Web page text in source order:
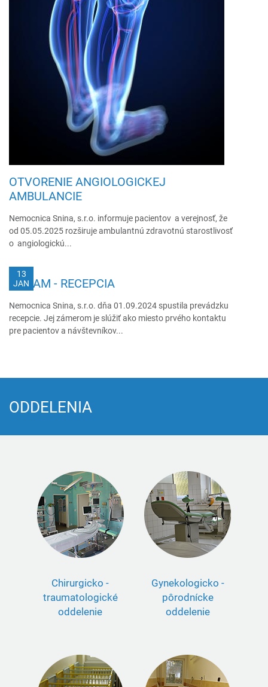
OTVORENIE ANGIOLOGICKEJ
AMBULANCIE
Nemocnica Snina, s.r.o. informuje pacientov a verejnosť, že
od 05.05.2025 rozširuje ambulantnú zdravotnú starostlivosť
o angiologickú...
13
JAN
OZNAM - RECEPCIA
Nemocnica Snina, s.r.o. dňa 01.09.2024 spustila prevádzku
recepcie. Jej zámerom je slúžiť ako miesto prvého kontaktu
pre pacientov a návštevníkov...
ODDELENIA
Chirurgicko -
traumatologické
oddelenie
Gynekologicko -
pôrodnícke
oddelenie